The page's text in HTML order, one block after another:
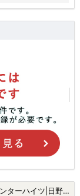
山3丁目の中古マンション